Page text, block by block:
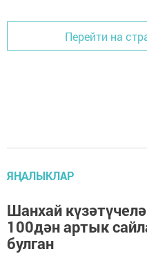
Перейти на
ЯҢАЛЫКЛАР
Шанхай
100дән артык
булган